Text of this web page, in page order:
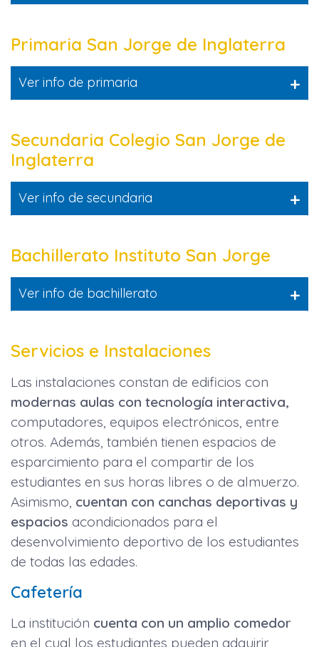
Primaria San Jorge de Inglaterra
Ver info de primaria +
Secundaria Colegio San Jorge de
Inglaterra
Ver info de secundaria +
Bachillerato Instituto San Jorge
Ver info de bachillerato +
Servicios e Instalaciones
Las instalaciones constan de edificios con
modernas aulas con tecnología interactiva,
computadores, equipos electrónicos, entre
otros. Además, también tienen espacios de
esparcimiento para el compartir de los
estudiantes en sus horas libres o de almuerzo.
Asimismo, cuentan con canchas deportivas y
espacios acondicionados para el
desenvolvimiento deportivo de los estudiantes
de todas las edades.
Cafetería
La institución cuenta con un amplio comedor
en el cual los estudiantes pueden adquirir